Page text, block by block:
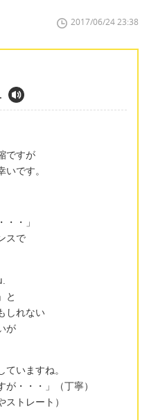
2017/06/24 23:38
ですが
です。
・」
スで
と
しれない
が
いますね。
が・・・」（丁寧）
ストレート）